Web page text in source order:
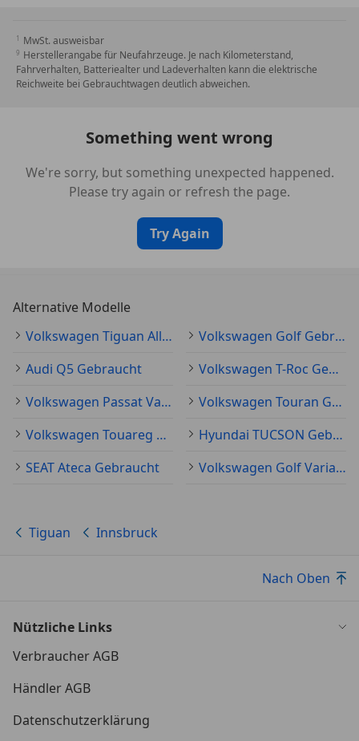
MwSt. ausweisbar
Herstellerangabe für Neufahrzeuge. Je nach Kilometerstand,
Fahrverhalten, Batteriealter und Ladeverhalten kann die elektrische
Reichweite bei Gebrauchtwagen deutlich abweichen.
Something went wrong
We're sorry, but something unexpected happened.
Please try again or refresh the page.
Try Again
Alternative Modelle
Volkswagen Tiguan Allspace Gebraucht
Volkswagen Golf Gebraucht
Audi Q5 Gebraucht
Volkswagen T-Roc Gebraucht
Volkswagen Passat Variant Gebraucht
Volkswagen Touran Gebraucht
Volkswagen Touareg Gebraucht
Hyundai TUCSON Gebraucht
SEAT Ateca Gebraucht
Volkswagen Golf Variant Gebraucht
Tiguan Innsbruck
Nach Oben
Nützliche Links
Verbraucher AGB
Händler AGB
Datenschutzerklärung